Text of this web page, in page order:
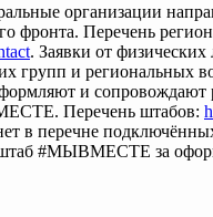
организации
фронта. Перечень
. Заявки от физических
групп и региональных
и сопровождают
Перечень штабов:
в перечне
#МЫВМЕСТЕ за